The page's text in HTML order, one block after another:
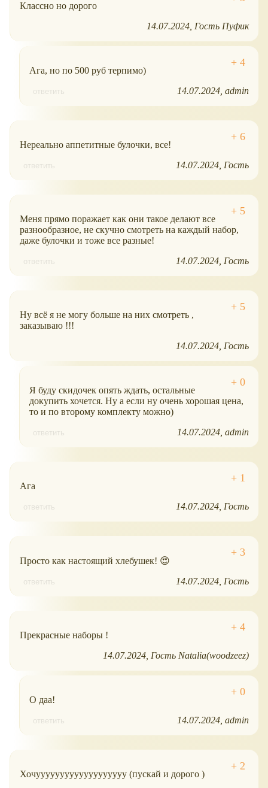
Классно но дорого
14.07.2024 Гость Пуфик
Ага, но по 500 руб терпимо)
ответить 14.07.2024 admin
Нереально аппетитные булочки, все!
ответить 14.07.2024 Гость
Меня прямо поражает как они такое делают все
разнообразное, не скучно смотреть на каждый набор,
даже булочки и тоже все разные!
ответить 14.07.2024 Гость
Ну всё я не могу больше на них смотреть ,
заказываю !!!
14.07.2024 Гость
Я буду скидочек опять ждать, остальные
докупить хочется. Ну а если ну очень хорошая цена,
то и по второму комплекту можно)
ответить 14.07.2024 admin
Ага
ответить 14.07.2024 Гость
Просто как настоящий хлебушек! 😍
ответить 14.07.2024 Гость
Прекрасные наборы !
14.07.2024 Гость Natalia(woodzeez)
О даа!
ответить 14.07.2024 admin
Хочууууууууууууууууууу (пускай и дорого )